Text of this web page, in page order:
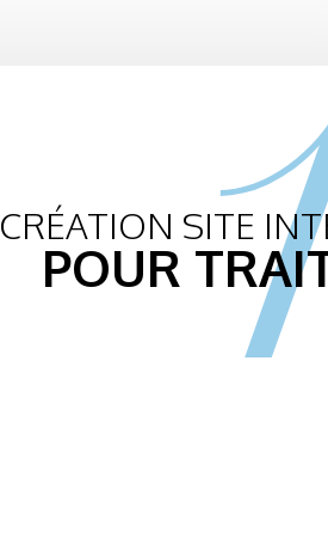
CRÉATION SITE
POUR